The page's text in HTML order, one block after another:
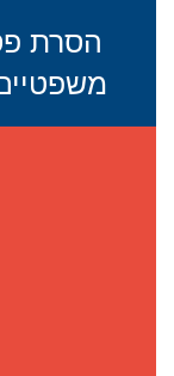
הסרת
משפטיים